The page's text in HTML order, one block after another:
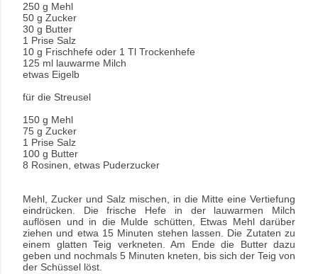
250 g Mehl
50 g Zucker
30 g Butter
1 Prise Salz
10 g Frischhefe oder 1 Tl Trockenhefe
125 ml lauwarme Milch
etwas Eigelb
für die Streusel
150 g Mehl
75 g Zucker
1 Prise Salz
100 g Butter
8 Rosinen, etwas Puderzucker
Mehl, Zucker und Salz mischen, in die Mitte eine Vertiefung
eindrücken. Die frische Hefe in der lauwarmen Milch
auflösen und in die Mulde schütten, Etwas Mehl darüber
ziehen und etwa 15 Minuten stehen lassen. Die Zutaten zu
einem glatten Teig verkneten. Am Ende die Butter dazu
geben und nochmals 5 Minuten kneten, bis sich der Teig von
der Schüssel löst.